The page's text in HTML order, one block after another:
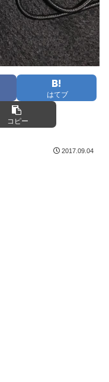
はてブ
コピー
2017.09.04